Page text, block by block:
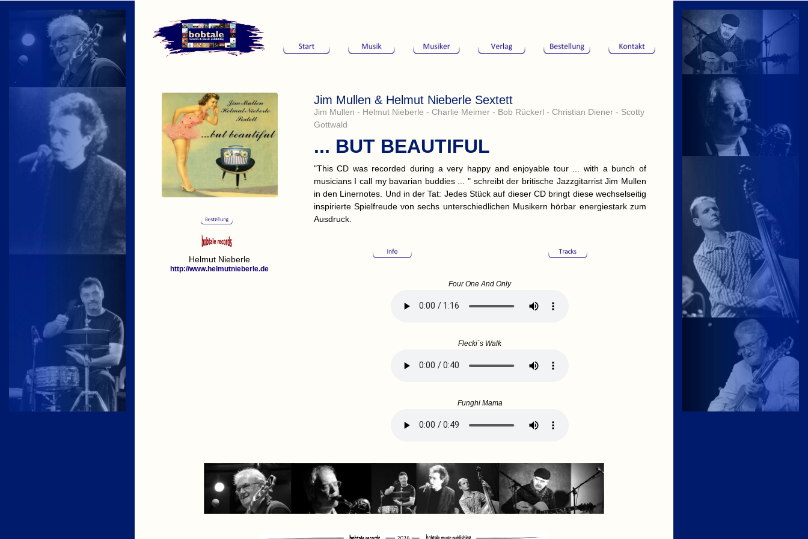
Helmut Nieberle
http://www.helmutnieberle.de
Jim Mullen & Helmut Nieberle Sextett
Jim Mullen - Helmut Nieberle - Charlie Meimer - Bob Rückerl - Christian Diener - Scotty
Gottwald
... BUT BEAUTIFUL
"This CD was recorded during a very happy and enjoyable tour ... with a bunch of
musicians I call my bavarian buddies ... " schreibt der britische Jazzgitarrist Jim Mullen
in den Linernotes. Und in der Tat: Jedes Stück auf dieser CD bringt diese wechselseitig
inspirierte Spielfreude von sechs unterschiedlichen Musikern hörbar energiestark zum
Ausdruck.
Four One And Only
Flecki´s Walk
Funghi Mama